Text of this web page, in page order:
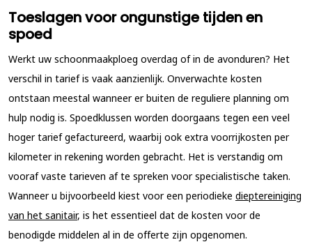
Toeslagen voor ongunstige tijden en
spoed
Werkt uw schoonmaakploeg overdag of in de avonduren? Het
verschil in tarief is vaak aanzienlijk. Onverwachte kosten
ontstaan meestal wanneer er buiten de reguliere planning om
hulp nodig is. Spoedklussen worden doorgaans tegen een veel
hoger tarief gefactureerd, waarbij ook extra voorrijkosten per
kilometer in rekening worden gebracht. Het is verstandig om
vooraf vaste tarieven af te spreken voor specialistische taken.
Wanneer u bijvoorbeeld kiest voor een periodieke dieptereiniging
van het sanitair, is het essentieel dat de kosten voor de
benodigde middelen al in de offerte zijn opgenomen.